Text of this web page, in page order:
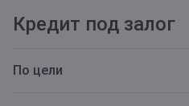
Кредит под залог
По цели